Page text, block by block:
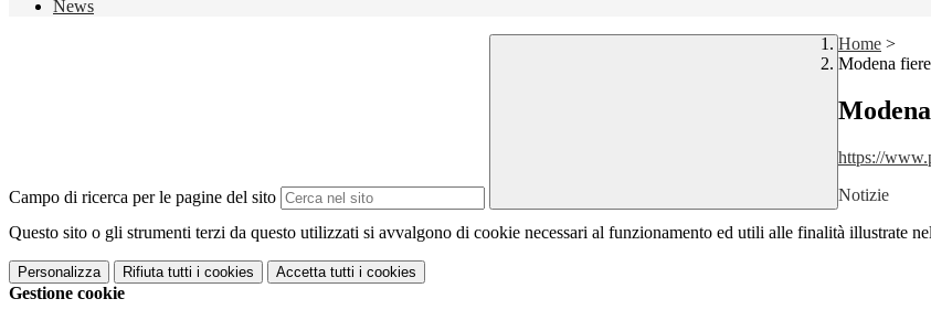
News
Campo di ricerca per le pagine del sito
Home >
Modena
https://
Notizie
Questo sito o gli strumenti terzi da questo utilizzati si avvalgono di cookie necessari al funzionamento ed utili alle finalità illustrate
Personalizza Rifiuta tutti i cookies Accetta tutti i cookies
Gestione cookie